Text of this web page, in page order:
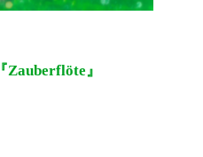
『Zauberflöte』